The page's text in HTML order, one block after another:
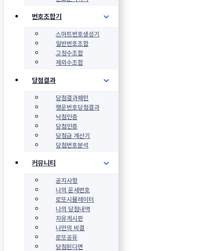
번호조합기
스마트번호생성기
일반번호조합
고정수조합
제외수조합
당첨결과
당첨결과패턴
행운번호당첨결과
낙첨인증
당첨인증
당첨금 계산기
당첨번호분석
커뮤니티
공지사항
나의 운세번호
로또시뮬레이터
나의 당첨내역
자유게시판
나만의 비결
로또공유
당첨된다면